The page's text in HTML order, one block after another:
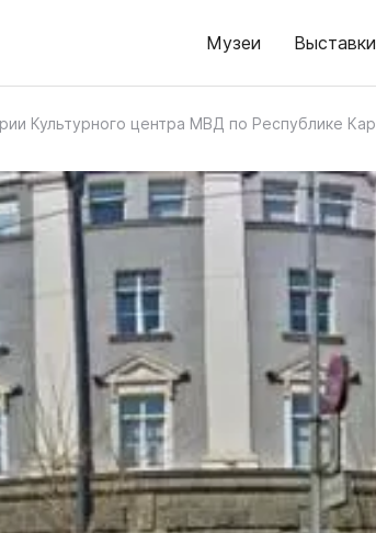
Музеи Выставки
Культурного центра МВД по Республике